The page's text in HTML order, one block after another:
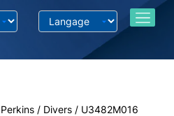
/ Divers / U3482M016